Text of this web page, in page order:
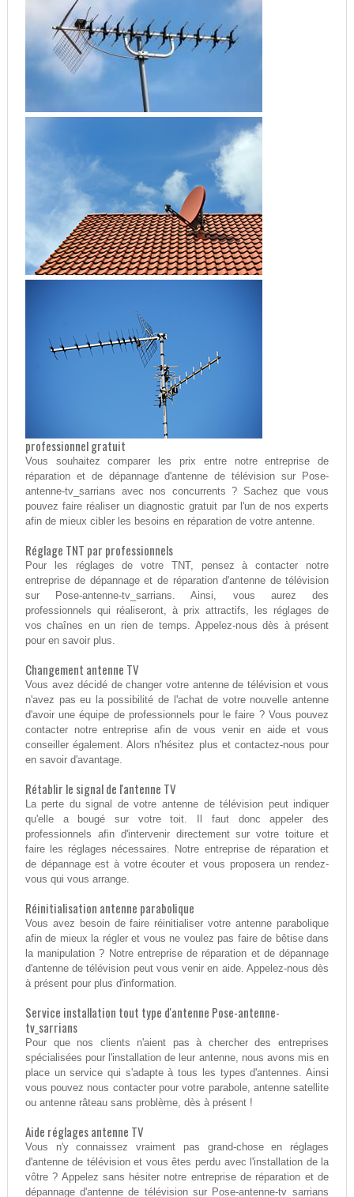
professionnel gratuit
Vous souhaitez comparer les prix entre notre entreprise de
réparation et de dépannage d'antenne de télévision sur Pose-
antenne-tv_sarrians avec nos concurrents ? Sachez que vous
pouvez faire réaliser un diagnostic gratuit par l'un de nos experts
afin de mieux cibler les besoins en réparation de votre antenne.
Réglage TNT par professionnels
Pour les réglages de votre TNT, pensez à contacter notre
entreprise de dépannage et de réparation d'antenne de télévision
sur Pose-antenne-tv_sarrians. Ainsi, vous aurez des
professionnels qui réaliseront, à prix attractifs, les réglages de
vos chaînes en un rien de temps. Appelez-nous dès à présent
pour en savoir plus.
Changement antenne TV
Vous avez décidé de changer votre antenne de télévision et vous
n'avez pas eu la possibilité de l'achat de votre nouvelle antenne
d'avoir une équipe de professionnels pour le faire ? Vous pouvez
contacter notre entreprise afin de vous venir en aide et vous
conseiller également. Alors n'hésitez plus et contactez-nous pour
en savoir d'avantage.
Rétablir le signal de l'antenne TV
La perte du signal de votre antenne de télévision peut indiquer
qu'elle a bougé sur votre toit. Il faut donc appeler des
professionnels afin d'intervenir directement sur votre toiture et
faire les réglages nécessaires. Notre entreprise de réparation et
de dépannage est à votre écouter et vous proposera un rendez-
vous qui vous arrange.
Réinitialisation antenne parabolique
Vous avez besoin de faire réinitialiser votre antenne parabolique
afin de mieux la régler et vous ne voulez pas faire de bêtise dans
la manipulation ? Notre entreprise de réparation et de dépannage
d'antenne de télévision peut vous venir en aide. Appelez-nous dès
à présent pour plus d'information.
Service installation tout type d'antenne Pose-antenne-
tv_sarrians
Pour que nos clients n'aient pas à chercher des entreprises
spécialisées pour l'installation de leur antenne, nous avons mis en
place un service qui s'adapte à tous les types d'antennes. Ainsi
vous pouvez nous contacter pour votre parabole, antenne satellite
ou antenne râteau sans problème, dès à présent !
Aide réglages antenne TV
Vous n'y connaissez vraiment pas grand-chose en réglages
d'antenne de télévision et vous êtes perdu avec l'installation de la
vôtre ? Appelez sans hésiter notre entreprise de réparation et de
dépannage d'antenne de télévision sur Pose-antenne-tv_sarrians